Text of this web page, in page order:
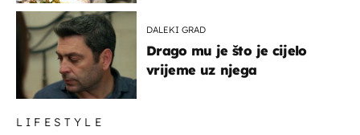
DALEKI GRAD
Drago mu je što je cijelo
vrijeme uz njega
LIFESTYLE